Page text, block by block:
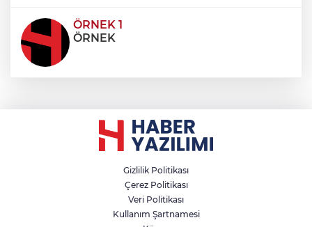
ÖRNEK 1
ÖRNEK
Gizlilik Politikası
Çerez Politikası
Veri Politikası
Kullanım Şartnamesi